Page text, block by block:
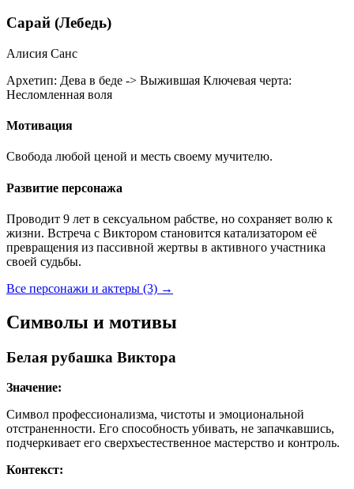
Сарай (Лебедь)
Алисия Санс
Архетип: Дева в беде -> Выжившая Ключевая черта:
Несломленная воля
Мотивация
Свобода любой ценой и месть своему мучителю.
Развитие персонажа
Проводит 9 лет в сексуальном рабстве, но сохраняет волю к
жизни. Встреча с Виктором становится катализатором её
превращения из пассивной жертвы в активного участника
своей судьбы.
Все персонажи и актеры (3) →
Символы и мотивы
Белая рубашка Виктора
Значение:
Символ профессионализма, чистоты и эмоциональной
отстраненности. Его способность убивать, не запачкавшись,
подчеркивает его сверхъестественное мастерство и контроль.
Контекст: